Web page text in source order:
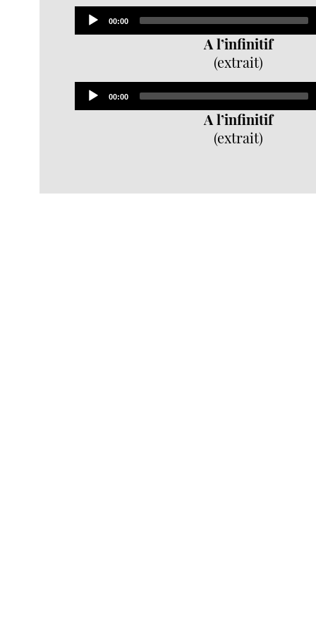
Player
Current
00:00
A l’infinitif
(extrait)
Audio
Player
Current
00:00
A l’infinitif
(extrait)